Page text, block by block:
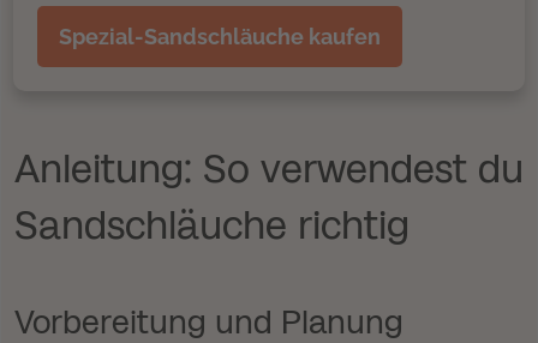
Spezial-Sandschläuche kaufen
Anleitung: So verwendest du
Sandschläuche richtig
Vorbereitung und Planung